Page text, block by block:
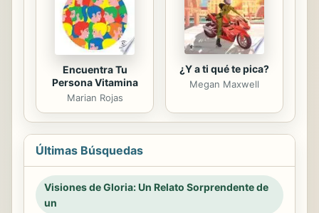
Encuentra Tu
Persona Vitamina
Marian Rojas
¿Y a ti qué te pica?
Megan Maxwell
Últimas Búsquedas
Visiones de Gloria: Un Relato Sorprendente de
un